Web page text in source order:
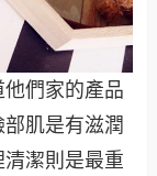
們家的產品
肌是有滋潤
潔則是最重